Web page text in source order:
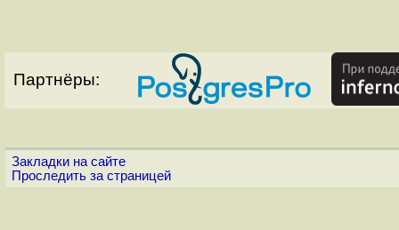
Партнёры:
Закладки на сайте
Проследить за страницей